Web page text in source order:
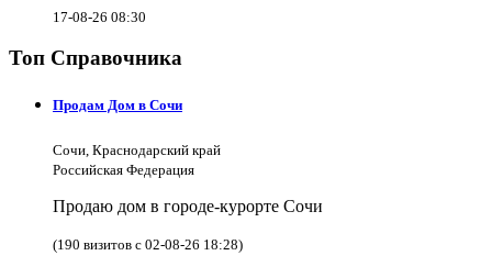
17-08-26 08:30
Топ Справочника
Продам Дом в Сочи
Сочи, Краснодарский край
Российская Федерация
Продаю дом в городе-курорте Сочи
(190 визитов с 02-08-26 18:28)